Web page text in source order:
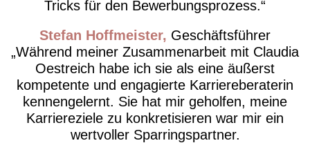
Tricks für den Bewerbungsprozess.
Stefan Hoffmeister Geschäftsführer
Während meiner Zusammenarbeit mit Claudia
Oestreich habe ich sie als eine äußerst
kompetente und engagierte Karriereberaterin
kennengelernt. Sie hat mir geholfen, meine
Karriereziele zu konkretisieren war mir ein
wertvoller Sparringspartner.